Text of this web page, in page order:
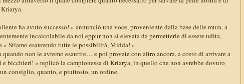
ha avuto successo! » annunciò una voce, proveniente dalla base delle mura, a
incalcolabile da noi eppur non sì elevata da permetterle di essere udita,
« Stiamo esaurendo tutte le possibilità, Midda! »
quando non le avremo esaurite… e poi provate con altro ancora, a costo di arrivare a
bicchieri! » replicò la campionessa di Kriarya, in quello che non avrebbe dovuto
consiglio, quanto, e piuttosto, un ordine.